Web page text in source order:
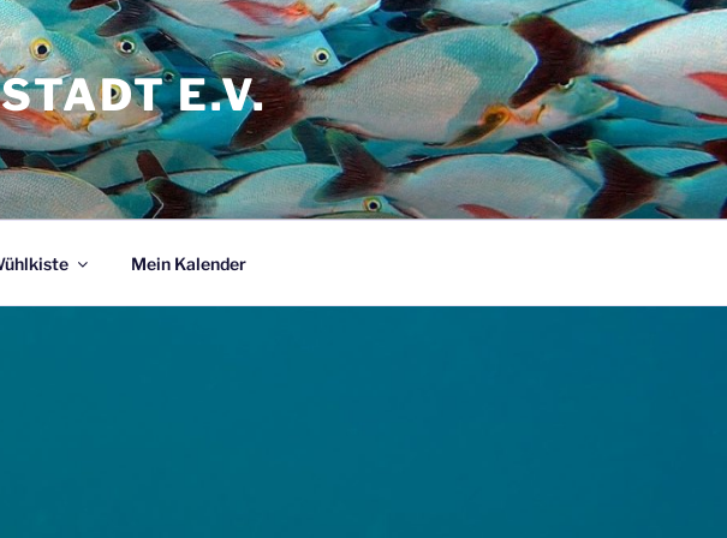
E.V.
Mein Kalender